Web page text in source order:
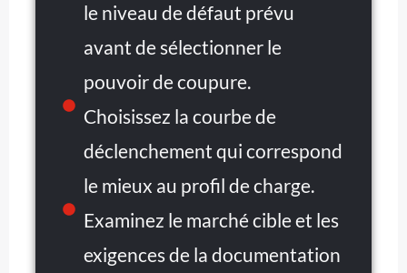
le niveau de défaut prévu
avant de sélectionner le
pouvoir de coupure.
Choisissez la courbe de
déclenchement qui correspond
le mieux au profil de charge.
Examinez le marché cible et les
exigences de la documentation